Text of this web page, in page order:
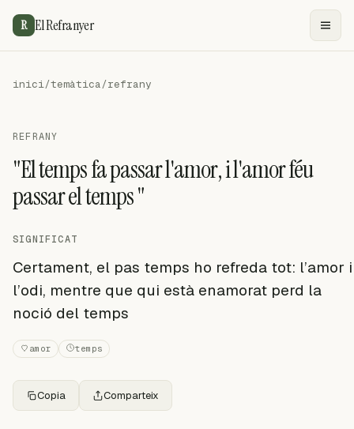
R El Refranyer
inici/temàtica/refrany
REFRANY
"El temps fa passar l'amor, i l'amor féu
passar el temps "
SIGNIFICAT
Certament, el pas temps ho refreda tot: l’amor i
l’odi, mentre que qui està enamorat perd la
noció del temps
amor temps
Copia Comparteix